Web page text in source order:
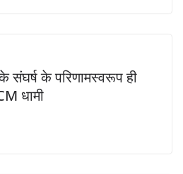
संघर्ष के परिणामस्वरूप ही
धामी